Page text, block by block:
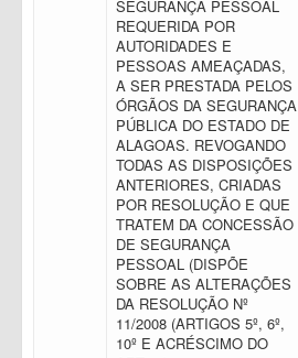
SEGURANÇA PESSOAL
REQUERIDA POR
AUTORIDADES E
PESSOAS AMEAÇADAS,
A SER PRESTADA PELOS
ÓRGÃOS DA SEGURANÇA
PÚBLICA DO ESTADO DE
ALAGOAS. REVOGANDO
TODAS AS DISPOSIÇÕES
ANTERIORES, CRIADAS
POR RESOLUÇÃO E QUE
TRATEM DA CONCESSÃO
DE SEGURANÇA
PESSOAL (DISPÕE
SOBRE AS ALTERAÇÕES
DA RESOLUÇÃO Nº
11/2008 (ARTIGOS 5º, 6º,
10º E ACRÉSCIMO DO